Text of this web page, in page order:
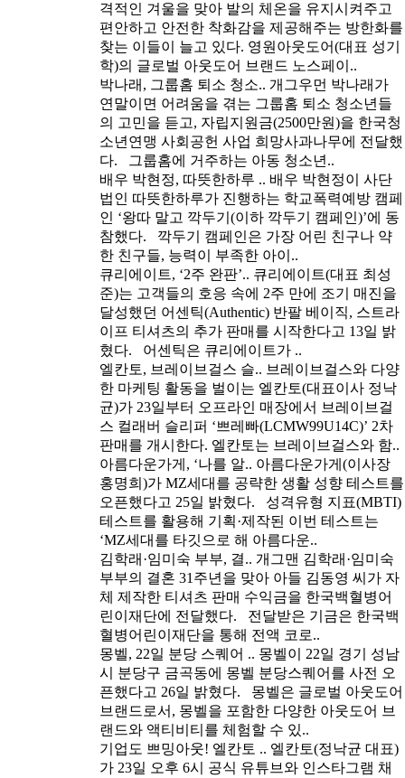
격적인 겨울을 맞아 발의 체온을 유지시켜주고
편안하고 안전한 착화감을 제공해주는 방한화를
찾는 이들이 늘고 있다. 영원아웃도어(대표 성기
학)의 글로벌 아웃도어 브랜드 노스페이..
박나래, 그룹홈 퇴소 청소.. 개그우먼 박나래가
연말이면 어려움을 겪는 그룹홈 퇴소 청소년들
의 고민을 듣고, 자립지원금(2500만원)을 한국청
소년연맹 사회공헌 사업 희망사과나무에 전달했
다. 그룹홈에 거주하는 아동 청소년..
배우 박현정, 따뜻한하루 .. 배우 박현정이 사단
법인 따뜻한하루가 진행하는 학교폭력예방 캠페
인 ‘왕따 말고 깍두기(이하 깍두기 캠페인)’에 동
참했다. 깍두기 캠페인은 가장 어린 친구나 약
한 친구들, 능력이 부족한 아이..
큐리에이트, ‘2주 완판’.. 큐리에이트(대표 최성
준)는 고객들의 호응 속에 2주 만에 조기 매진을
달성했던 어센틱(Authentic) 반팔 베이직, 스트라
이프 티셔츠의 추가 판매를 시작한다고 13일 밝
혔다. 어센틱은 큐리에이트가 ..
엘칸토, 브레이브걸스 슬.. 브레이브걸스와 다양
한 마케팅 활동을 벌이는 엘칸토(대표이사 정낙
균)가 23일부터 오프라인 매장에서 브레이브걸
스 컬래버 슬리퍼 ‘쁘레빠(LCMW99U14C)’ 2차
판매를 개시한다. 엘칸토는 브레이브걸스와 함..
아름다운가게, ‘나를 알.. 아름다운가게(이사장
홍명희)가 MZ세대를 공략한 생활 성향 테스트를
오픈했다고 25일 밝혔다. 성격유형 지표(MBTI)
테스트를 활용해 기획·제작된 이번 테스트는
‘MZ세대를 타깃으로 해 아름다운..
김학래·임미숙 부부, 결.. 개그맨 김학래·임미숙
부부의 결혼 31주년을 맞아 아들 김동영 씨가 자
체 제작한 티셔츠 판매 수익금을 한국백혈병어
린이재단에 전달했다. 전달받은 기금은 한국백
혈병어린이재단을 통해 전액 코로..
몽벨, 22일 분당 스퀘어 .. 몽벨이 22일 경기 성남
시 분당구 금곡동에 몽벨 분당스퀘어를 사전 오
픈했다고 26일 밝혔다. 몽벨은 글로벌 아웃도어
브랜드로서, 몽벨을 포함한 다양한 아웃도어 브
랜드와 액티비티를 체험할 수 있..
기업도 쁘밍아웃! 엘칸토 .. 엘칸토(정낙균 대표)
가 23일 오후 6시 공식 유튜브와 인스타그램 채